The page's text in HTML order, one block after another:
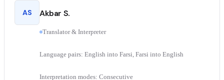
AS Akbar S.
Translator & Interpreter
Language pairs: English into Farsi, Farsi into English
Interpretation modes: Consecutive